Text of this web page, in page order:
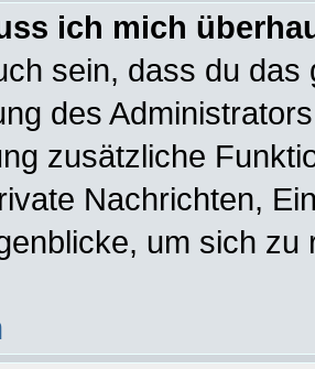
ich mich
sein, dass du
des
zusätzliche
Nachrichten,
um sich